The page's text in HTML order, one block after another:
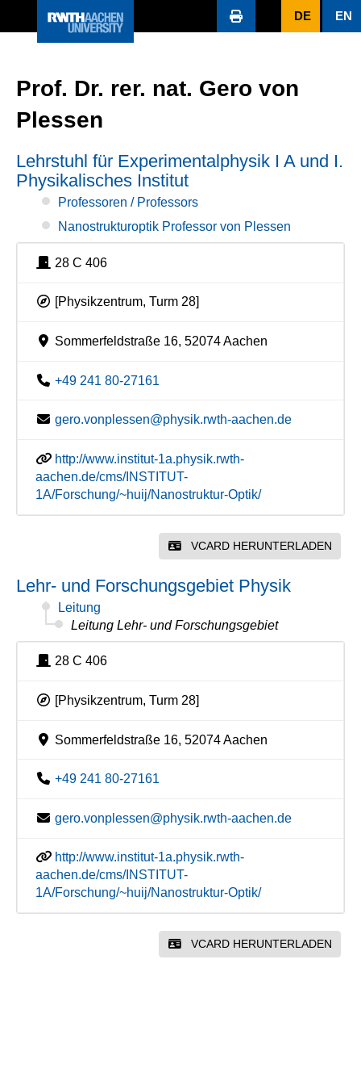
DE EN
Prof. Dr. rer. nat. Gero von
Plessen
Lehrstuhl für Experimentalphysik I A und I.
Physikalisches Institut
Professoren / Professors
Nanostrukturoptik Professor von Plessen
28 C 406
[Physikzentrum, Turm 28]
Sommerfeldstraße 16, 52074 Aachen
+49 241 80-27161
gero.vonplessen@physik.rwth-aachen.de
http://www.institut-1a.physik.rwth-
aachen.de/cms/INSTITUT-
1A/Forschung/~huij/Nanostruktur-Optik/
VCARD HERUNTERLADEN
Lehr- und Forschungsgebiet Physik
Leitung
Leitung Lehr- und Forschungsgebiet
28 C 406
[Physikzentrum, Turm 28]
Sommerfeldstraße 16, 52074 Aachen
+49 241 80-27161
gero.vonplessen@physik.rwth-aachen.de
http://www.institut-1a.physik.rwth-
aachen.de/cms/INSTITUT-
1A/Forschung/~huij/Nanostruktur-Optik/
VCARD HERUNTERLADEN